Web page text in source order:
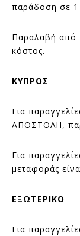
παράδοση σε
Παραλαβή από
κόστος.
ΚΥΠΡΟΣ
Για
ΑΠΟΣΤΟΛΗ,
Για
μεταφοράς
ΕΞΩΤΕΡΙΚΟ
Για